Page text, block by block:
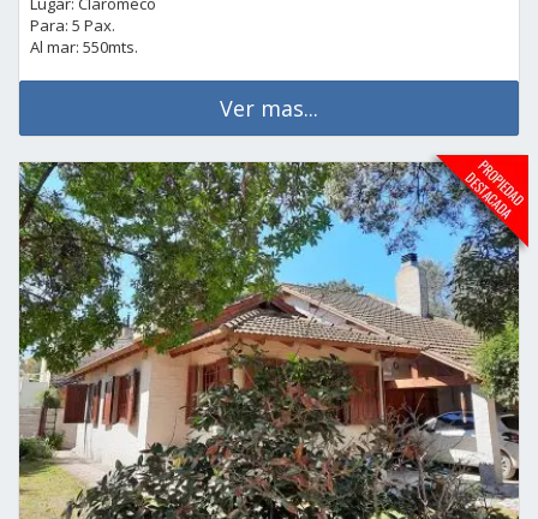
Para: 5 Pax.
Al mar: 550mts.
Ver mas...